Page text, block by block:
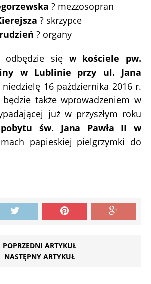
? mezzosopran
? skrzypce
? organy
odbędzie się w kościele pw.
w Lublinie przy ul. Jana
niedzielę 16 października 2016 r.
także wprowadzeniem w
już w przyszłym roku
św. Jana Pawła II w
papieskiej pielgrzymki do
POPRZEDNI ARTYKUŁ
NASTĘPNY ARTYKUŁ